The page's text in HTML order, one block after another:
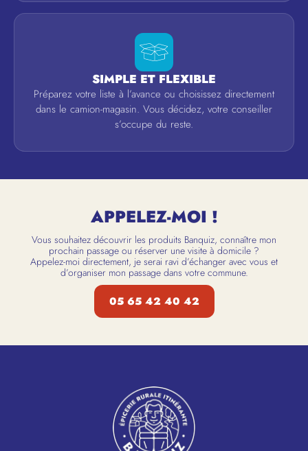
SIMPLE ET FLEXIBLE
Préparez votre liste à l’avance ou choisissez directement
dans le camion-magasin. Vous décidez, votre conseiller
s’occupe du reste.
APPELEZ-MOI !
Vous souhaitez découvrir les produits Banquiz, connaître mon
prochain passage ou réserver une visite à domicile ?
Appelez-moi directement, je serai ravi d’échanger avec vous et
d’organiser mon passage dans votre commune.
05 65 42 40 42